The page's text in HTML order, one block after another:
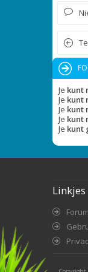
Je kunt
Je kunt
Je kunt
Je kunt
Je kunt
Linkjes